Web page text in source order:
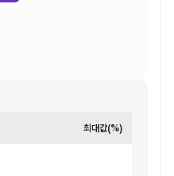
최대값(%)